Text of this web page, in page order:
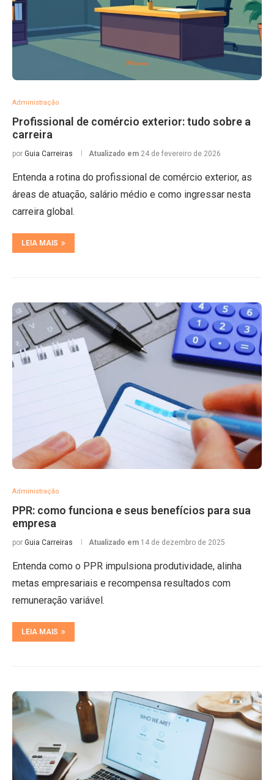
Administração
Profissional de comércio exterior: tudo sobre a
carreira
por Guia Carreiras Atualizado em 24 de fevereiro de 2026
Entenda a rotina do profissional de comércio exterior, as
áreas de atuação, salário médio e como ingressar nesta
carreira global.
LEIA MAIS
Administração
PPR: como funciona e seus benefícios para sua
empresa
por Guia Carreiras Atualizado em 14 de dezembro de 2025
Entenda como o PPR impulsiona produtividade, alinha
metas empresariais e recompensa resultados com
remuneração variável.
LEIA MAIS